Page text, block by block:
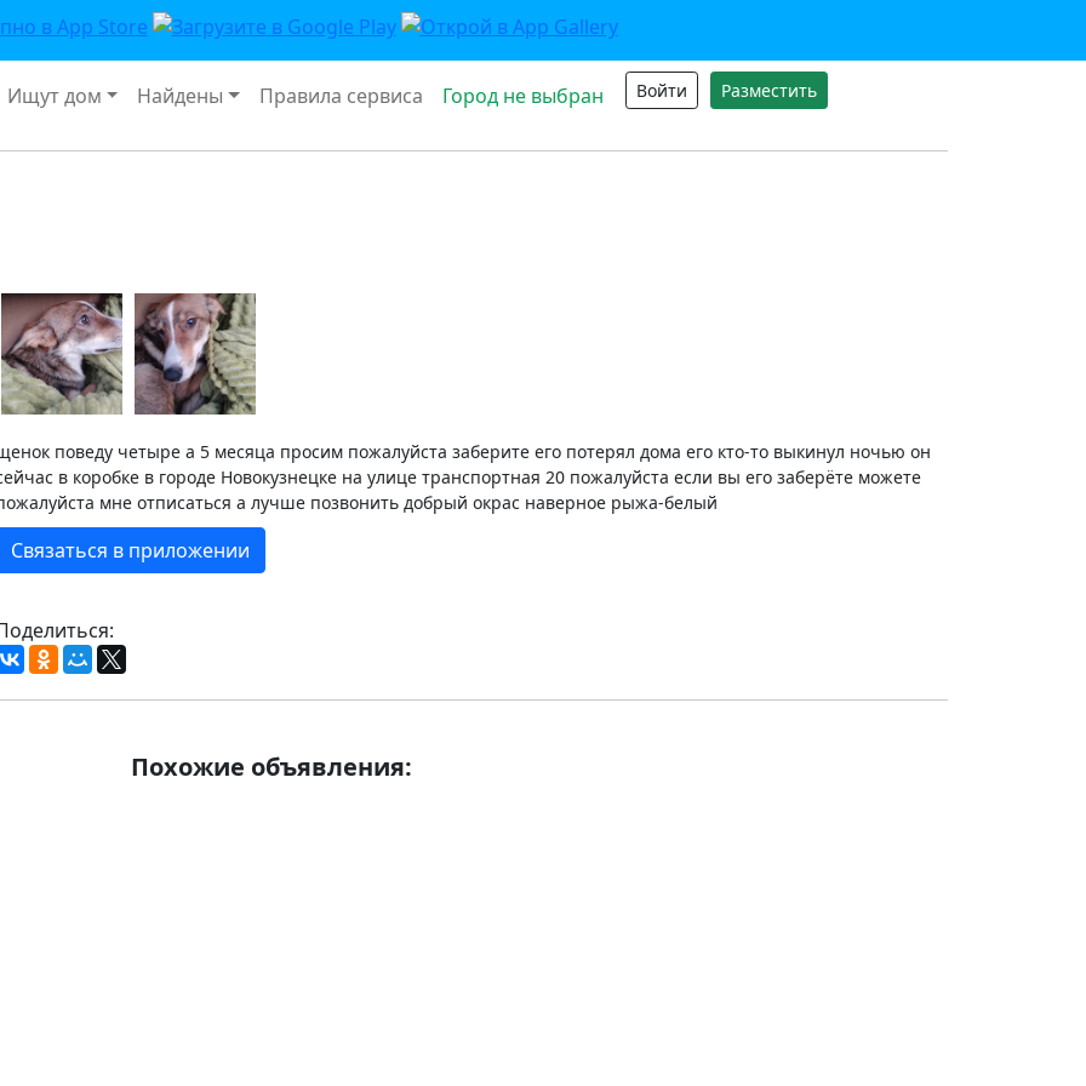
Ищут дом Найдены Правила сервиса Город не выбран Войти Разместить
поведу четыре а 5 месяца просим пожалуйста заберите его потерял дома его кто-то выкинул ночью он
в коробке в городе Новокузнецке на улице транспортная 20 пожалуйста если вы его заберёте можете
мне отписаться а лучше позвонить добрый окрас наверное рыжа-белый
Связаться в приложении
Похожие объявления: